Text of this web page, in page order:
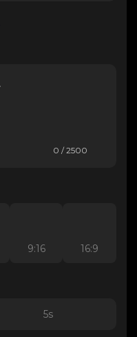
0 / 2500
9:16 16:9
5s